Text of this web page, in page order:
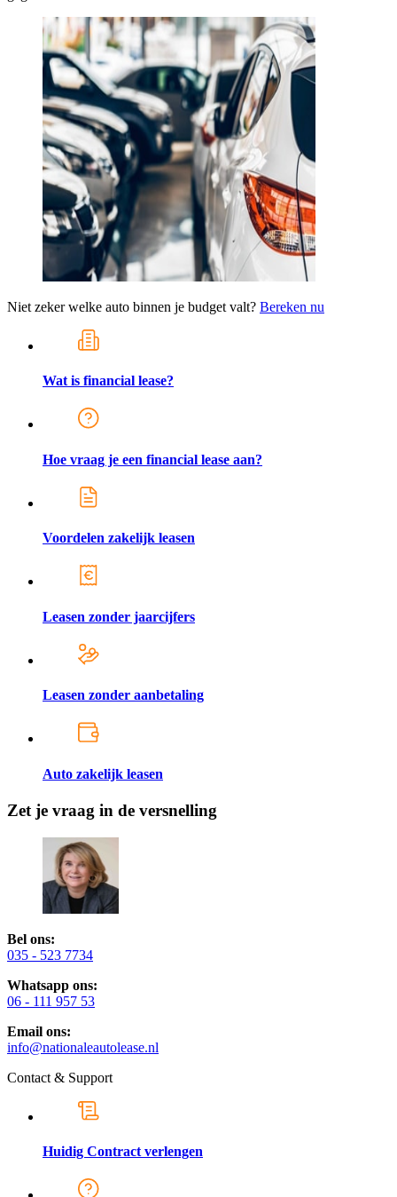
Niet zeker welke auto binnen je budget valt? Bereken nu
Wat is financial lease?
Hoe vraag je een financial lease aan?
Voordelen zakelijk leasen
Leasen zonder jaarcijfers
Leasen zonder aanbetaling
Auto zakelijk leasen
Zet je vraag in de versnelling
Bel ons:
035 - 523 7734
Whatsapp ons:
06 - 111 957 53
Email ons:
info@nationaleautolease.nl
Contact & Support
Huidig Contract verlengen